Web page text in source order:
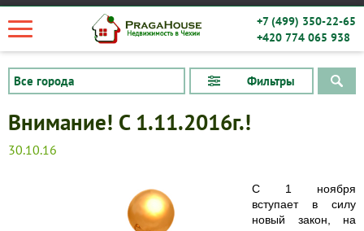
+7 (499) 350-22-65
+420 774 065 938
Фильтры
Внимание! С 1.11.2016г.!
30.10.16
С 1 ноября
вступает в силу
новый закон, на